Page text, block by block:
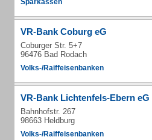
Sparkassen
VR-Bank Coburg eG
Coburger Str. 5+7
96476 Bad Rodach
Volks-/Raiffeisenbanken
VR-Bank Lichtenfels-Ebern eG
Bahnhofstr. 267
98663 Heldburg
Volks-/Raiffeisenbanken